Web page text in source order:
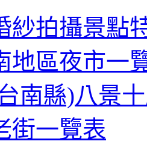
紗拍攝景點
地區夜市一
南縣)八景
街一覽表